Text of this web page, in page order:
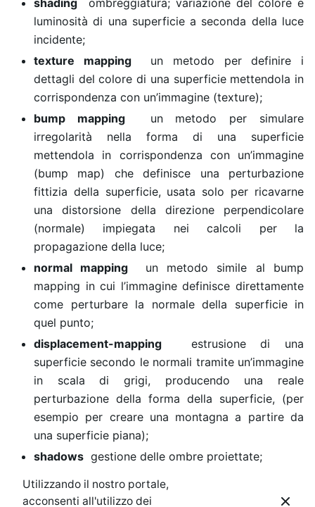
luminosità di una superficie a seconda della luce
incidente;
texture mappingun metodo per definire i
dettagli del colore di una superficie mettendola in
corrispondenza con un’immagine (texture);
bump mappingun metodo per simulare
irregolarità nella forma di una superficie
mettendola in corrispondenza con un’immagine
(bump map) che definisce una perturbazione
fittizia della superficie, usata solo per ricavarne
una distorsione della direzione perpendicolare
(normale) impiegata nei calcoli per la
propagazione della luce;
normal mapping un metodo simile al bump
mapping in cui l’immagine definisce direttamente
come perturbare la normale della superficie in
quel punto;
displacement-mapping estrusione di una
superficie secondo le normali tramite un’immagine
in scala di grigi, producendo una reale
perturbazione della forma della superficie, (per
esempio per creare una montagna a partire da
una superficie piana);
shadows gestione delle ombre proiettate;
soft shadows
ombre parziali prodotte da
sorgenti di luce estese;
Utilizzando il nostro portale,
acconsenti all'utilizzo dei